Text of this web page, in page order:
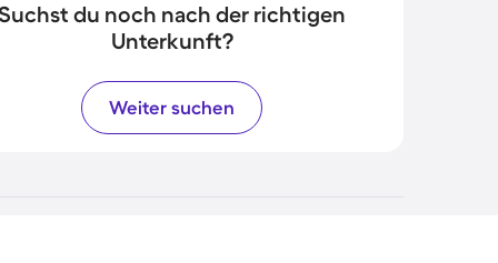
du noch nach der richtigen
Unterkunft?
Weiter suchen